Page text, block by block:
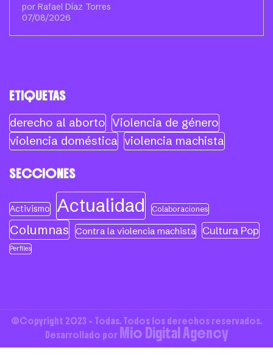
por Rafael Díaz Torres
07/08/2026
ETIQUETAS
derecho al aborto Violencia de género
violencia doméstica violencia machista
SECCIONES
Activismo Actualidad Colaboraciones
Columnas Contra la violencia machista Cultura Pop
Perfiles
©Copyright 2023 - Todas. Todos los derechos reservados.
Desarrollado por Mio Digital Agency